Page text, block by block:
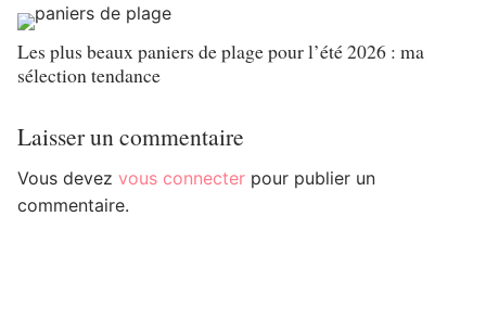
Les plus beaux paniers de plage pour l’été 2026 : ma
sélection tendance
Laisser un commentaire
Vous devez vous connecter pour publier un
commentaire.